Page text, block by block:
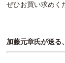
ぜひお買い求めく
加藤元章氏が送る